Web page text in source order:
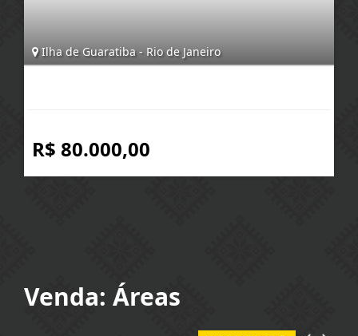
Ilha de Guaratiba - Rio de Janeiro
R$ 80.000,00
Venda: Áreas